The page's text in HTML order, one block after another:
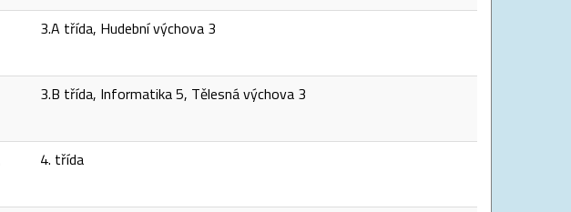
3.A třída, Hudební výchova 3
3.B třída, Informatika 5, Tělesná výchova 3
4. třída